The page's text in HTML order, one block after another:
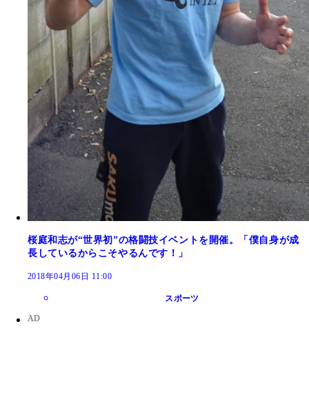
桜庭和志が“世界初”の格闘技イベントを開催。「僕自身が成
長しているからこそやるんです！」
2018年04月06日 11:00
スポーツ